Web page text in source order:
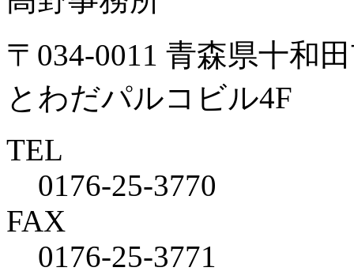
〒034-0011 青森県十和
とわだパルコビル4F
TEL
0176-25-3770
FAX
0176-25-3771